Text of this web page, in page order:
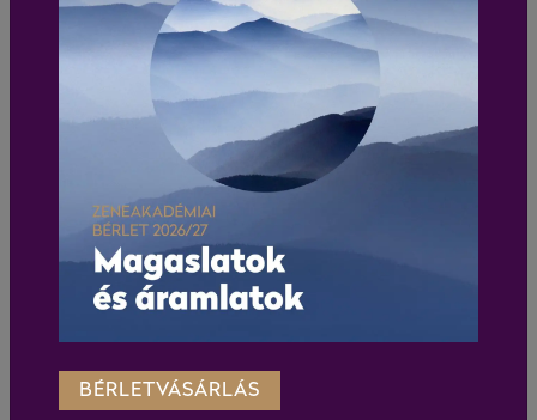
BÉRLETVÁSÁRLÁS